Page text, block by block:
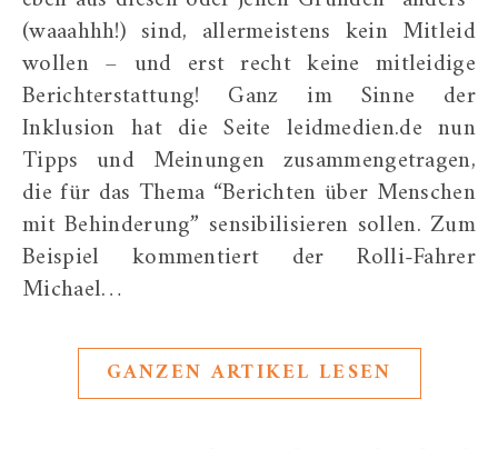
(waaahhh!) sind, allermeistens kein Mitleid
wollen – und erst recht keine mitleidige
Berichterstattung! Ganz im Sinne der
Inklusion hat die Seite leidmedien.de nun
Tipps und Meinungen zusammengetragen,
die für das Thema “Berichten über Menschen
mit Behinderung” sensibilisieren sollen. Zum
Beispiel kommentiert der Rolli-Fahrer
Michael…
GANZEN ARTIKEL LESEN